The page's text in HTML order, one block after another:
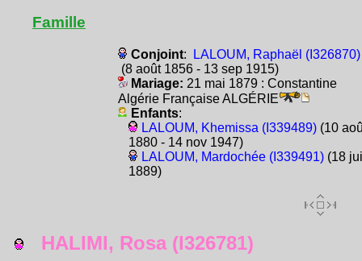
Famille
Conjoint:
LALOUM, Raphaël (I326870)
(8 août 1856 - 13 sep 1915)
Mariage: 21 mai 1879 : Constantine
Algérie Française ALGÉRIE
Enfants:
LALOUM, Khemissa (I339489)(10
1880 - 14 nov 1947)
LALOUM, Mardochée (I339491)(18
1889)
HALIMI, Rosa (I326781)